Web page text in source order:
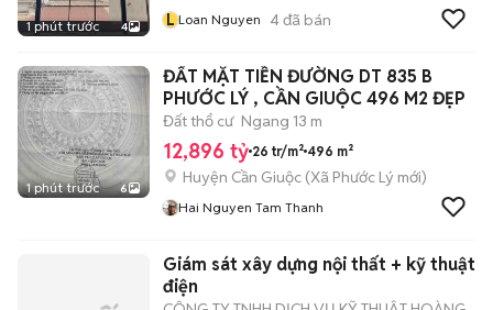
1 phút trước 4
L Loan Nguyen 4đã bán
1 phút trước 6
ĐẤT MẶT TIỀN ĐƯỜNG DT 835 B
PHƯỚC LÝ , CẦN GIUỘC 496 M2 ĐẸP
Đất thổ cư Ngang 13 m
12,896 tỷ 26 tr/m² 496 m²
Huyện Cần Giuộc (Xã Phước Lý mới)
Hai Nguyen Tam Thanh
Giám sát xây dựng nội thất + kỹ thuật
điện